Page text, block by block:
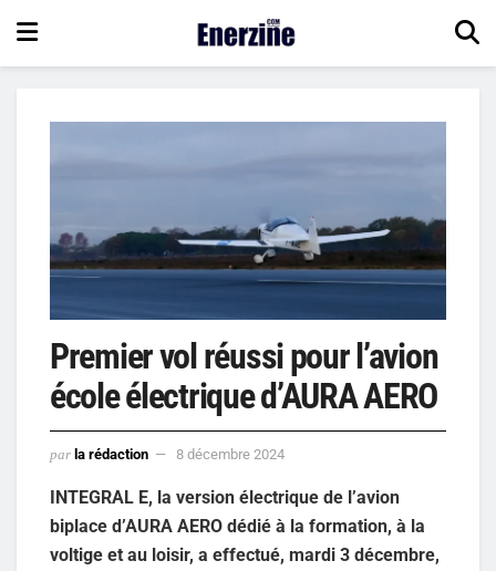
Premier vol réussi pour l’avion
école électrique d’AURA AERO
par la rédaction 8 décembre 2024
INTEGRAL E, la version électrique de l’avion
biplace d’AURA AERO dédié à la formation, à la
voltige et au loisir, a effectué, mardi 3 décembre,